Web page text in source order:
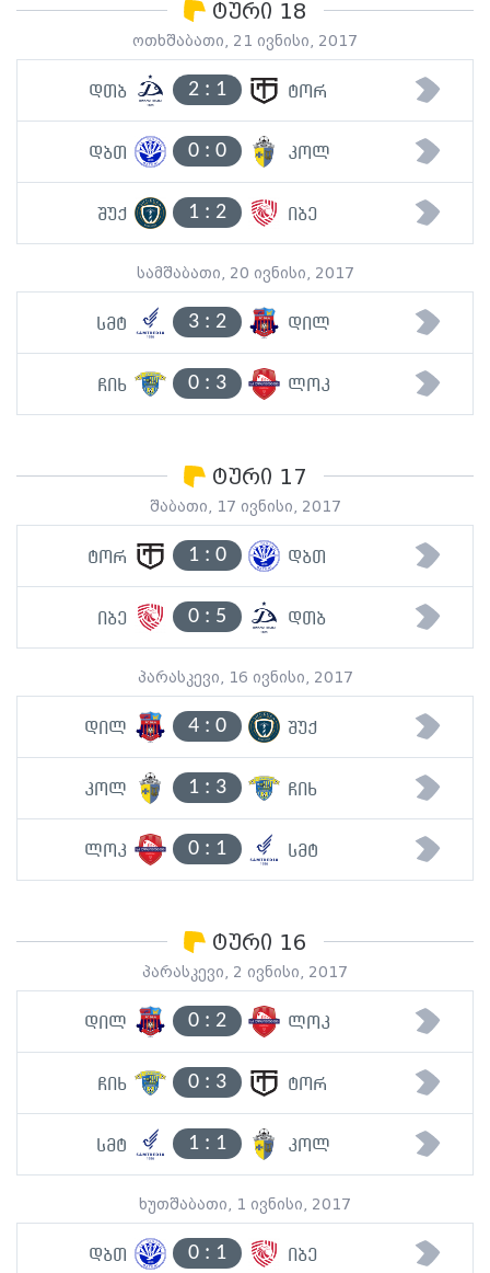
ტური 18
ოთხშაბათი, 21 ივნისი, 2017
დთბ 2: 1 ტორ
დბთ 0: 0 კოლ
შუქ 1: 2 იბე
სამშაბათი, 20 ივნისი, 2017
სმტ 3: 2 დილ
ჩიხ 0: 3 ლოკ
ტური 17
შაბათი, 17 ივნისი, 2017
ტორ 1: 0 დბთ
იბე 0: 5 დთბ
პარასკევი, 16 ივნისი, 2017
დილ 4: 0 შუქ
კოლ 1: 3 ჩიხ
ლოკ 0: 1 სმტ
ტური 16
პარასკევი, 2 ივნისი, 2017
დილ 0: 2 ლოკ
ჩიხ 0: 3 ტორ
სმტ 1: 1 კოლ
ხუთშაბათი, 1 ივნისი, 2017
დბთ 0: 1 იბე